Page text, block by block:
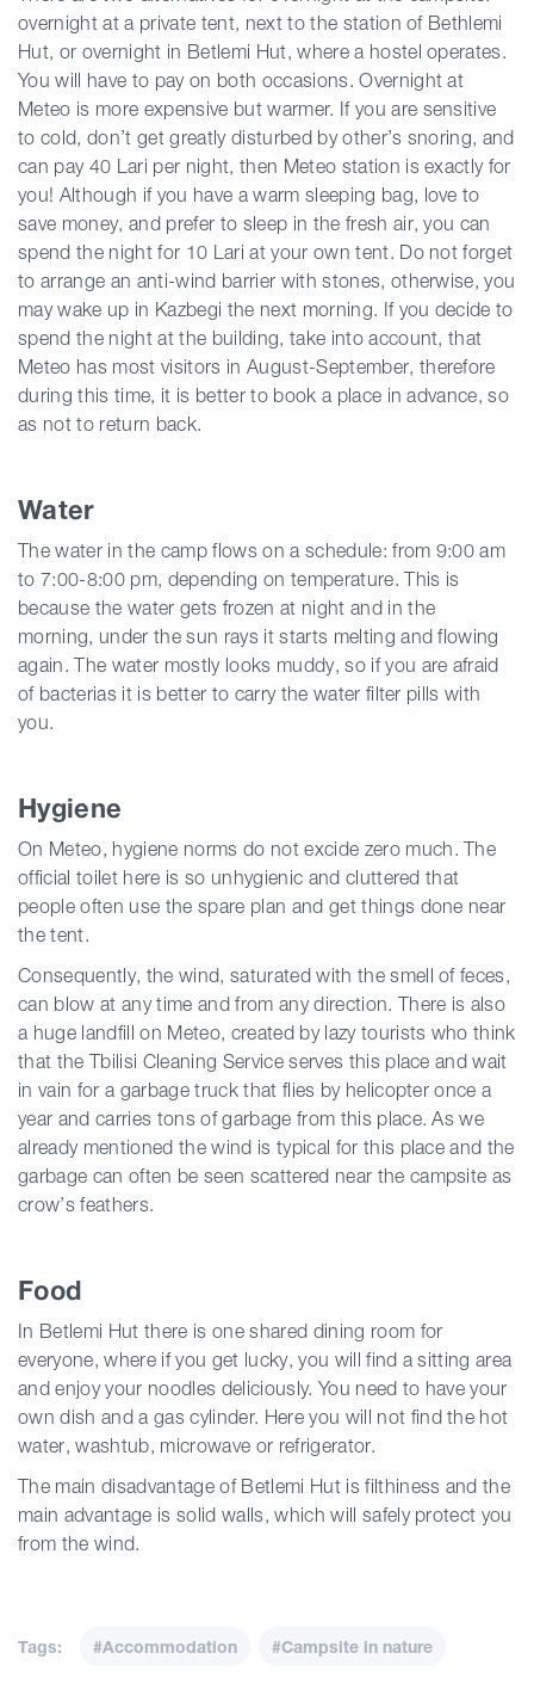
overnight at a private tent, next to the station of Bethlemi
Hut, or overnight in Betlemi Hut, where a hostel operates.
You will have to pay on both occasions. Overnight at
Meteo is more expensive but warmer. If you are sensitive
to cold, don’t get greatly disturbed by other’s snoring, and
can pay 40 Lari per night, then Meteo station is exactly for
you! Although if you have a warm sleeping bag, love to
save money, and prefer to sleep in the fresh air, you can
spend the night for 10 Lari at your own tent. Do not forget
to arrange an anti-wind barrier with stones, otherwise, you
may wake up in Kazbegi the next morning. If you decide to
spend the night at the building, take into account, that
Meteo has most visitors in August-September, therefore
during this time, it is better to book a place in advance, so
as not to return back.
Water
The water in the camp flows on a schedule: from 9:00 am
to 7:00-8:00 pm, depending on temperature. This is
because the water gets frozen at night and in the
morning, under the sun rays it starts melting and flowing
again. The water mostly looks muddy, so if you are afraid
of bacterias it is better to carry the water filter pills with
you.
Hygiene
On Meteo, hygiene norms do not excide zero much. The
official toilet here is so unhygienic and cluttered that
people often use the spare plan and get things done near
the tent.
Consequently, the wind, saturated with the smell of feces,
can blow at any time and from any direction. There is also
a huge landfill on Meteo, created by lazy tourists who think
that the Tbilisi Cleaning Service serves this place and wait
in vain for a garbage truck that flies by helicopter once a
year and carries tons of garbage from this place. As we
already mentioned the wind is typical for this place and the
garbage can often be seen scattered near the campsite as
crow’s feathers.
Food
In Betlemi Hut there is one shared dining room for
everyone, where if you get lucky, you will find a sitting area
and enjoy your noodles deliciously. You need to have your
own dish and a gas cylinder. Here you will not find the hot
water, washtub, microwave or refrigerator.
The main disadvantage of Betlemi Hut is filthiness and the
main advantage is solid walls, which will safely protect you
from the wind.
Tags: #Accommodation #Campsite in nature